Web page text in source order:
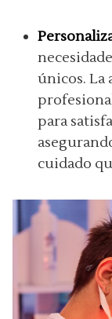
únicos. La
para
cuidado